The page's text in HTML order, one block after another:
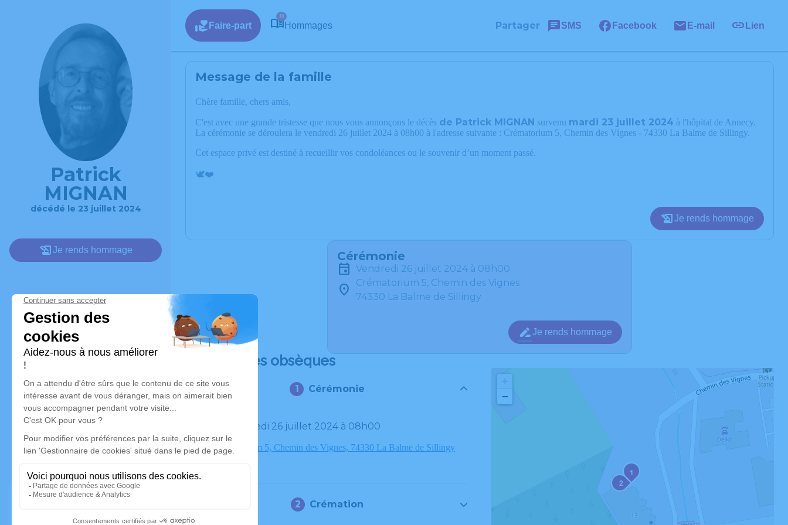
Patrick
MIGNAN
décédé le 23 juillet 2024
Je rends hommage
Faire-part
18
Hommages Partager SMS Facebook E-mail Lien
Message de la famille
Chère famille, chers amis,
C'est avec une grande tristesse que nous vous annonçons le décès de Patrick MIGNAN survenu mardi 23 juillet 2024 à l'hôpital de Annecy.
La cérémonie se déroulera le vendredi 26 juillet 2024 à 08h00 à l'adresse suivante : Crématorium 5, Chemin des Vignes - 74330 La Balme de Sillingy.
Cet espace privé est destiné à recueillir vos condoléances ou le souvenir d’un moment passé.
🕊️❤️
Je rends hommage
Cérémonie
vendredi 26 juillet 2024 à 08h00
Crématorium 5, Chemin des Vignes
74330 La Balme de Sillingy
Je rends hommage
Déroulé des obsèques
Cérémonie
Le vendredi 26 juillet 2024 à 08h00
Crématorium 5, Chemin des Vignes, 74330 La Balme de Sillingy
Crémation
1
2
−